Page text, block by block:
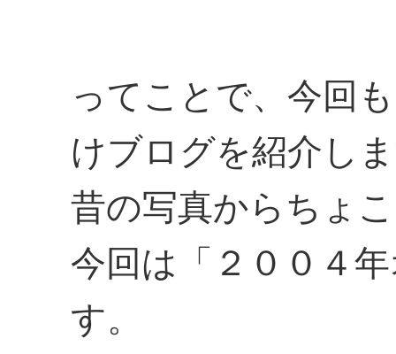
ってことで、今回
けブログを紹介し
昔の写真からちょ
今回は「２００４
す。